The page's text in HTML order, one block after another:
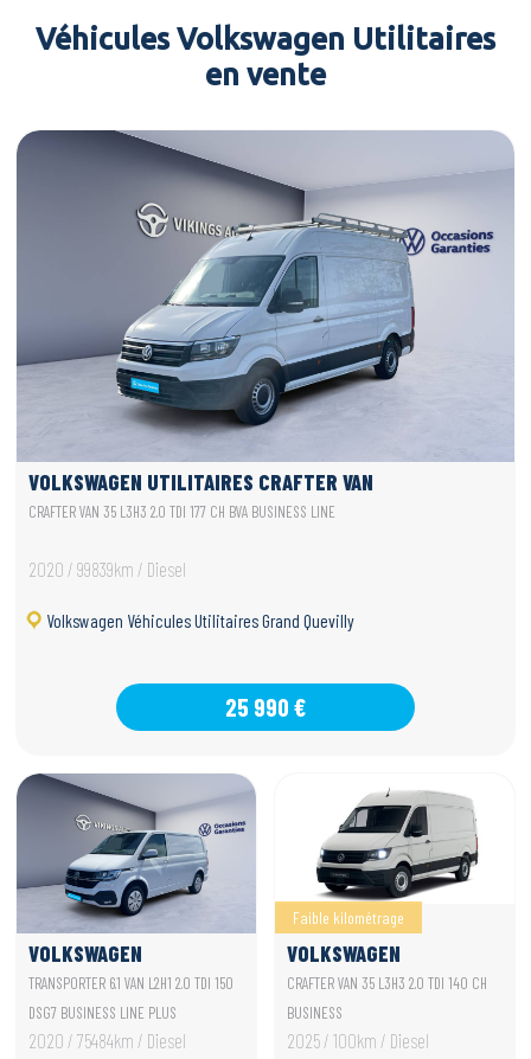
Véhicules Volkswagen Utilitaires
en vente
VOLKSWAGEN UTILITAIRES CRAFTER VAN
CRAFTER VAN 35 L3H3 2.0 TDI 177 CH BVA BUSINESS LINE
2020 / 99839km / Diesel
Volkswagen Véhicules Utilitaires Grand Quevilly
25 990 €
VOLKSWAGEN
UTILITAIRES
TRANSPORTER 6.1 VAN
TRANSPORTER 6.1 VAN L2H1 2.0 TDI 150
DSG7 BUSINESS LINE PLUS
2020 / 75484km / Diesel
Faible kilométrage
VOLKSWAGEN
UTILITAIRES CRAFTER
VAN
CRAFTER VAN 35 L3H3 2.0 TDI 140 CH
BUSINESS
2025 / 100km / Diesel